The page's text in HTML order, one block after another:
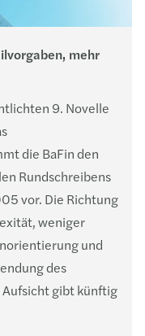
mehr
9. Novelle
die BaFin den
Rundschreibens
vor. Die Richtung
weniger
und
des
gibt künftig